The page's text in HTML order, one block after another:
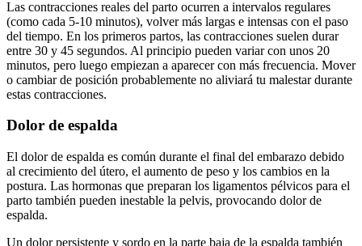
Las contracciones reales del parto ocurren a intervalos regulares
(como cada 5-10 minutos), volver más largas e intensas con el paso
del tiempo. En los primeros partos, las contracciones suelen durar
entre 30 y 45 segundos. Al principio pueden variar con unos 20
minutos, pero luego empiezan a aparecer con más frecuencia. Mover
o cambiar de posición probablemente no aliviará tu malestar durante
estas contracciones.
Dolor de espalda
El dolor de espalda es común durante el final del embarazo debido
al crecimiento del útero, el aumento de peso y los cambios en la
postura. Las hormonas que preparan los ligamentos pélvicos para el
parto también pueden inestable la pelvis, provocando dolor de
espalda.
Un dolor persistente y sordo en la parte baja de la espalda también